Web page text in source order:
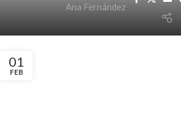
Ana Fernández
01
FEB